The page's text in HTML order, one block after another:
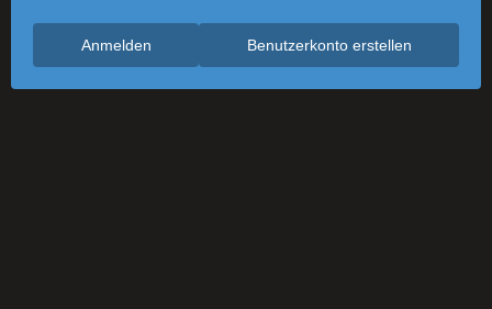
Benutzerkonto erstellen
Anmelden